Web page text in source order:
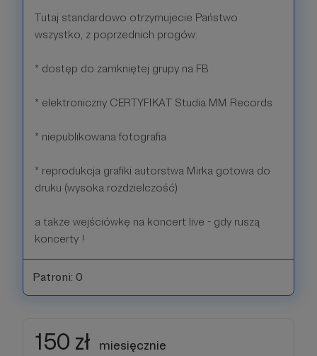
Tutaj standardowo otrzymujecie Państwo
wszystko, z poprzednich progów:
* dostęp do zamkniętej grupy na FB
* elektroniczny CERTYFIKAT Studia MM Records
* niepublikowana fotografia
* reprodukcja grafiki autorstwa Mirka gotowa do
druku (wysoka rozdzielczość)
a także wejściówkę na koncert live - gdy ruszą
koncerty !
Patroni: 0
150 zł miesięcznie